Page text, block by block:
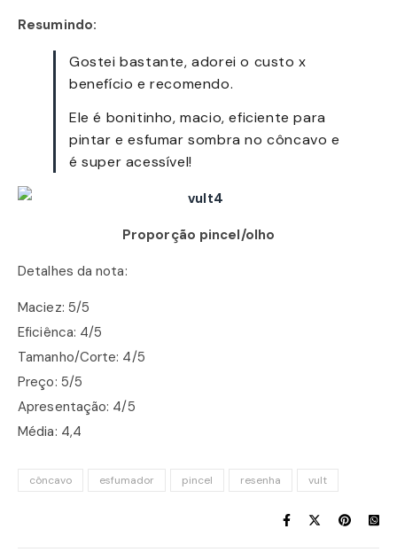
Resumindo:
Gostei bastante, adorei o custo x
benefício e recomendo.
Ele é bonitinho, macio, eficiente para
pintar e esfumar sombra no côncavo e
é super acessível!
Proporção pincel/olho
Detalhes da nota:
Maciez: 5/5
Eficiênca: 4/5
Tamanho/Corte: 4/5
Preço: 5/5
Apresentação: 4/5
Média: 4,4
côncavo esfumador pincel resenha vult